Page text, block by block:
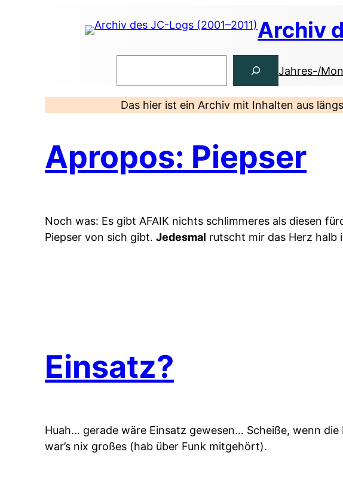
Archiv
Jahres-/
Das hier ist ein Archiv mit Inhalten aus
Apropos: Piepser
Noch was: Es gibt AFAIK nichts schlimmeres als diesen
Piepser von sich gibt.Jedesmal rutscht mir das Herz halb
Einsatz?
Huah… gerade wäre Einsatz gewesen… Scheiße, wenn
war’s nix großes (hab über Funk mitgehört).